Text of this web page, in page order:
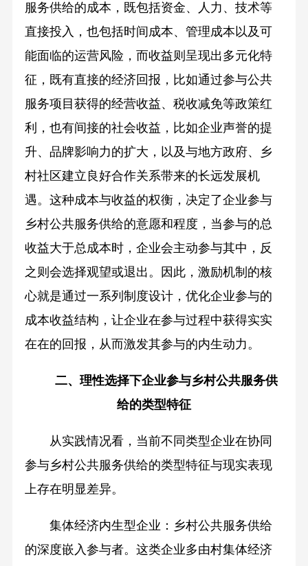
服务供给的成本，既包括资金、人力、技术等
直接投入，也包括时间成本、管理成本以及可
能面临的运营风险，而收益则呈现出多元化特
征，既有直接的经济回报，比如通过参与公共
服务项目获得的经营收益、税收减免等政策红
利，也有间接的社会收益，比如企业声誉的提
升、品牌影响力的扩大，以及与地方政府、乡
村社区建立良好合作关系带来的长远发展机
遇。这种成本与收益的权衡，决定了企业参与
乡村公共服务供给的意愿和程度，当参与的总
收益大于总成本时，企业会主动参与其中，反
之则会选择观望或退出。因此，激励机制的核
心就是通过一系列制度设计，优化企业参与的
成本收益结构，让企业在参与过程中获得实实
在在的回报，从而激发其参与的内生动力。
二、理性选择下企业参与乡村公共服务供
给的类型特征
从实践情况看，当前不同类型企业在协同
参与乡村公共服务供给的类型特征与现实表现
上存在明显差异。
集体经济内生型企业：乡村公共服务供给
的深度嵌入参与者。这类企业多由村集体经济